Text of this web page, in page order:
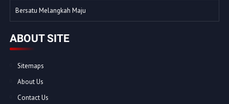
Bersatu Melangkah Maju
ABOUT SITE
Sitemaps
About Us
Contact Us